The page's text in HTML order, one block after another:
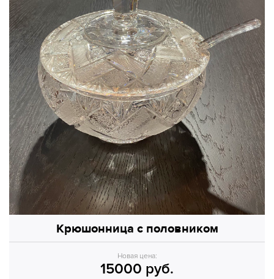
Крюшонница с половником
Новая цена:
15000 руб.